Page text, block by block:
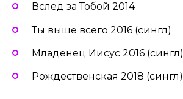
Вслед за Тобой 2014
Ты выше всего 2016 (сингл)
Младенец Иисус 2016 (сингл)
Рождественская 2018 (сингл)